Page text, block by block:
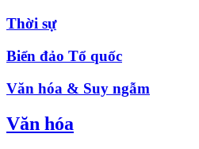
Thời sự
Biển đảo Tổ quốc
Văn hóa & Suy ngẫm
Văn hóa